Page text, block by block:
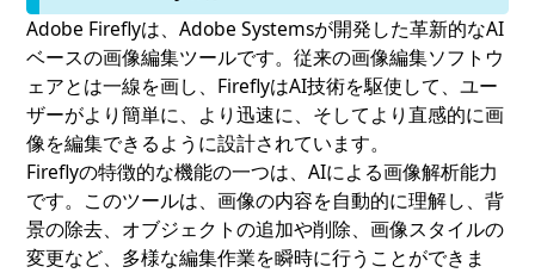
Adobe Fireflyは、Adobe Systemsが開発した革新的なAI
ベースの画像編集ツールです。従来の画像編集ソフトウ
ェアとは一線を画し、FireflyはAI技術を駆使して、ユー
ザーがより簡単に、より迅速に、そしてより直感的に画
像を編集できるように設計されています。
Fireflyの特徴的な機能の一つは、AIによる画像解析能力
です。このツールは、画像の内容を自動的に理解し、背
景の除去、オブジェクトの追加や削除、画像スタイルの
変更など、多様な編集作業を瞬時に行うことができま